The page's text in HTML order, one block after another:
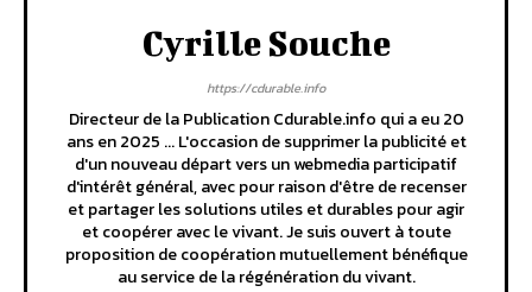
Cyrille Souche
https://cdurable.info
Directeur de la Publication Cdurable.info qui a eu 20
ans en 2025 ... L'occasion de supprimer la publicité et
d'un nouveau départ vers un webmedia participatif
d'intérêt général, avec pour raison d'être de recenser
et partager les solutions utiles et durables pour agir
et coopérer avec le vivant. Je suis ouvert à toute
proposition de coopération mutuellement bénéfique
au service de la régénération du vivant.